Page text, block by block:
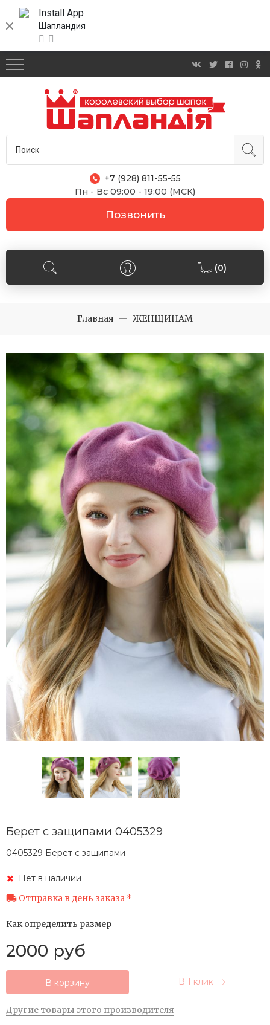
Install App
Шапландия
+7 (928) 811-55-55
Пн - Вс 09:00 - 19:00 (МСК)
Позвонить
(0)
Главная ЖЕНЩИНАМ
Берет с защипами 0405329
0405329 Берет с защипами
Нет в наличии
Отправка в день заказа *
Как определить размер
2000 руб
В корзину В 1 клик
Другие товары этого производителя